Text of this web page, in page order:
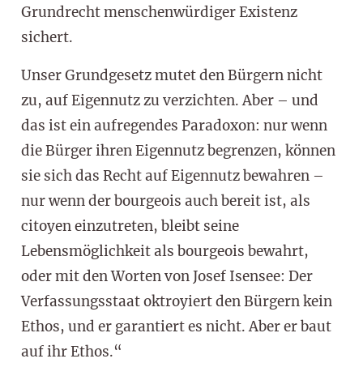
Grundrecht menschenwürdiger Existenz
sichert.
Unser Grundgesetz mutet den Bürgern nicht
zu, auf Eigennutz zu verzichten. Aber – und
das ist ein aufregendes Paradoxon: nur wenn
die Bürger ihren Eigennutz begrenzen, können
sie sich das Recht auf Eigennutz bewahren –
nur wenn der bourgeois auch bereit ist, als
citoyen einzutreten, bleibt seine
Lebensmöglichkeit als bourgeois bewahrt,
oder mit den Worten von Josef Isensee: Der
Verfassungsstaat oktroyiert den Bürgern kein
Ethos, und er garantiert es nicht. Aber er baut
auf ihr Ethos.“